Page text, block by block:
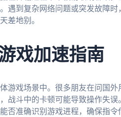
遇到复杂网络问题或突发故障时
差地别。
戏加速指南
游戏场景中。很多朋友在问国
战斗中的卡顿可能导致操作失
否准确识别游戏进程，确保指令